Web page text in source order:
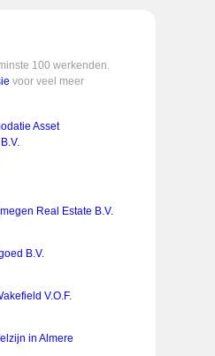
100 werkenden.
voor veel meer
Asset
Real Estate B.V.
B.V.
V.O.F.
in Almere